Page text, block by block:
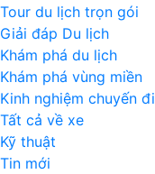
Tour du lịch trọn gói
Giải đáp Du lịch
Khám phá du lịch
Khám phá vùng miền
Kinh nghiệm chuyến đi
Tất cả về xe
Kỹ thuật
Tin mới